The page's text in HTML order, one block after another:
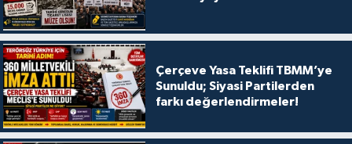
Çerçeve Yasa Teklifi TBMM’ye
Sunuldu; Siyasi Partilerden
farkı değerlendirmeler!